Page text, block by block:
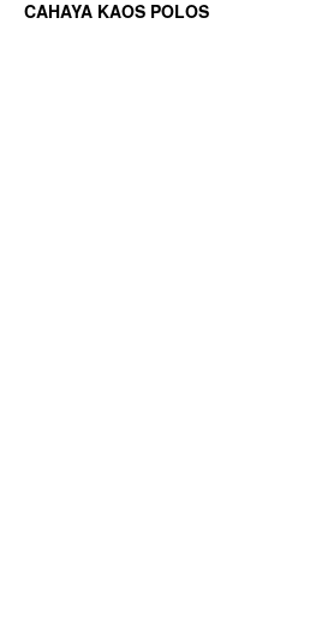
CAHAYA KAOS POLOS